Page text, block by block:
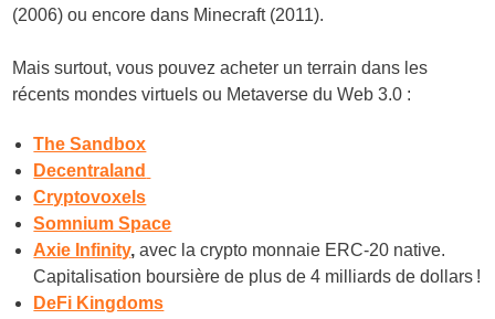
(2006) ou encore dans Minecraft (2011).
Mais surtout, vous pouvez acheter un terrain dans les
récents mondes virtuels ou Metaverse du Web 3.0 :
The Sandbox
Decentraland
Cryptovoxels
Somnium Space
Axie Infinity,avec la crypto monnaie ERC-20 native.
Capitalisation boursière de plus de 4 milliards de dollars !
DeFi Kingdoms